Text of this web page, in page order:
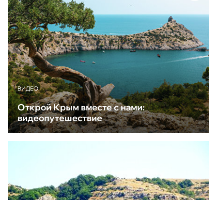
ВИДЕО
Открой Крым вместе с нами:
видеопутешествие